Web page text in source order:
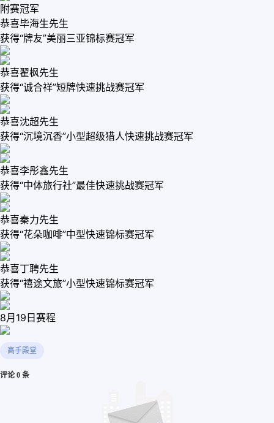
附赛冠军
恭喜毕海生先生
获得“牌友”美丽三亚锦标赛冠军
恭喜翟枫先生
获得“诚合祥”短牌快速挑战赛冠军
恭喜沈超先生
获得“沉境沉香”小型超级猎人快速挑战赛冠军
恭喜李彤鑫先生
获得“中体旅行社”最佳快速挑战赛冠军
恭喜秦力先生
获得“花朵咖啡”中型快速锦标赛冠军
恭喜丁聘先生
获得“禧途文旅”小型快速锦标赛冠军
8月19日赛程
高手殿堂
评论 0 条